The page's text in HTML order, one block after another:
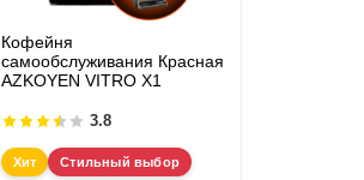
Кофейня
самообслуживания Красная
AZKOYEN VITRO X1
3.8
Хит Стильный выбор